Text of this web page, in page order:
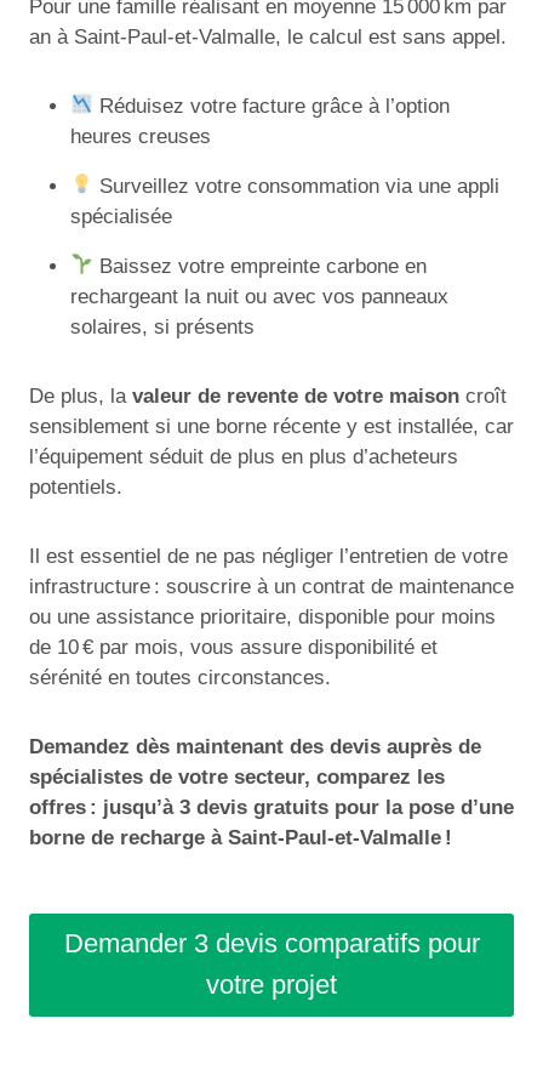
Pour une famille réalisant en moyenne 15 000 km par
an à Saint-Paul-et-Valmalle, le calcul est sans appel.
Réduisez votre facture grâce à l’option
heures creuses
Surveillez votre consommation via une appli
spécialisée
Baissez votre empreinte carbone en
rechargeant la nuit ou avec vos panneaux
solaires, si présents
De plus, la valeur de revente de votre maison croît
sensiblement si une borne récente y est installée, car
l’équipement séduit de plus en plus d’acheteurs
potentiels.
Il est essentiel de ne pas négliger l’entretien de votre
infrastructure : souscrire à un contrat de maintenance
ou une assistance prioritaire, disponible pour moins
de 10 € par mois, vous assure disponibilité et
sérénité en toutes circonstances.
Demandez dès maintenant des devis auprès de
spécialistes de votre secteur, comparez les
offres : jusqu’à 3 devis gratuits pour la pose d’une
borne de recharge à Saint-Paul-et-Valmalle !
Demander 3 devis comparatifs pour
votre projet